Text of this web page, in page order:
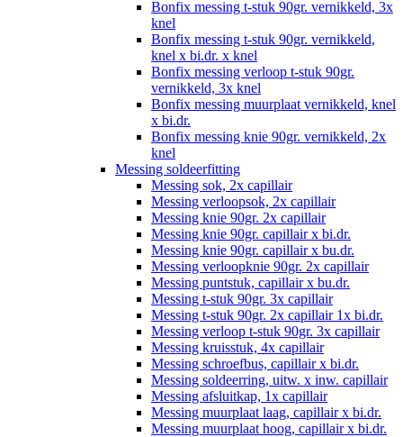
Bonfix messing t-stuk 90gr. vernikkeld, 3x
knel
Bonfix messing t-stuk 90gr. vernikkeld,
knel x bi.dr. x knel
Bonfix messing verloop t-stuk 90gr.
vernikkeld, 3x knel
Bonfix messing muurplaat vernikkeld, knel
x bi.dr.
Bonfix messing knie 90gr. vernikkeld, 2x
knel
Messing soldeerfitting
Messing sok, 2x capillair
Messing verloopsok, 2x capillair
Messing knie 90gr. 2x capillair
Messing knie 90gr. capillair x bi.dr.
Messing knie 90gr. capillair x bu.dr.
Messing verloopknie 90gr. 2x capillair
Messing puntstuk, capillair x bu.dr.
Messing t-stuk 90gr. 3x capillair
Messing t-stuk 90gr. 2x capillair 1x bi.dr.
Messing verloop t-stuk 90gr. 3x capillair
Messing kruisstuk, 4x capillair
Messing schroefbus, capillair x bi.dr.
Messing soldeerring, uitw. x inw. capillair
Messing afsluitkap, 1x capillair
Messing muurplaat laag, capillair x bi.dr.
Messing muurplaat hoog, capillair x bi.dr.